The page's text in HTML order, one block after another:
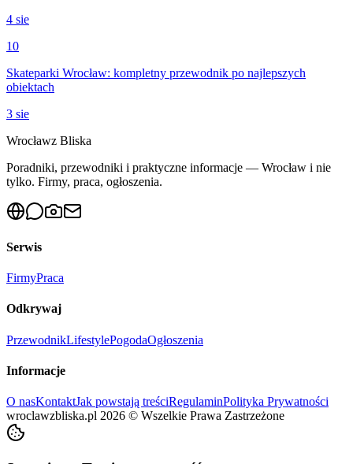
4 sie
10
Skateparki Wrocław: kompletny przewodnik po najlepszych
obiektach
3 sie
Wrocławz Bliska
Poradniki, przewodniki i praktyczne informacje — Wrocław i nie
tylko. Firmy, praca, ogłoszenia.
Serwis
FirmyPraca
Odkrywaj
PrzewodnikLifestylePogodaOgłoszenia
Informacje
O nasKontaktJak powstają treściRegulaminPolityka Prywatności
wroclawzbliska.pl 2026 © Wszelkie Prawa Zastrzeżone